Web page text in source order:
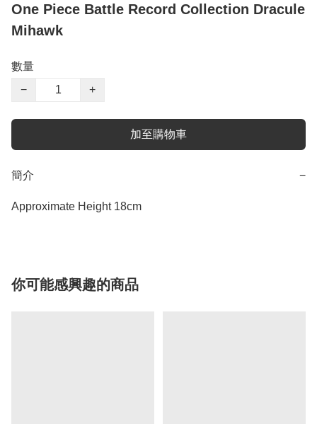
One Piece Battle Record Collection Dracule
Mihawk
數量
−
+
加至購物車
簡介 −
Approximate Height 18cm
你可能感興趣的商品